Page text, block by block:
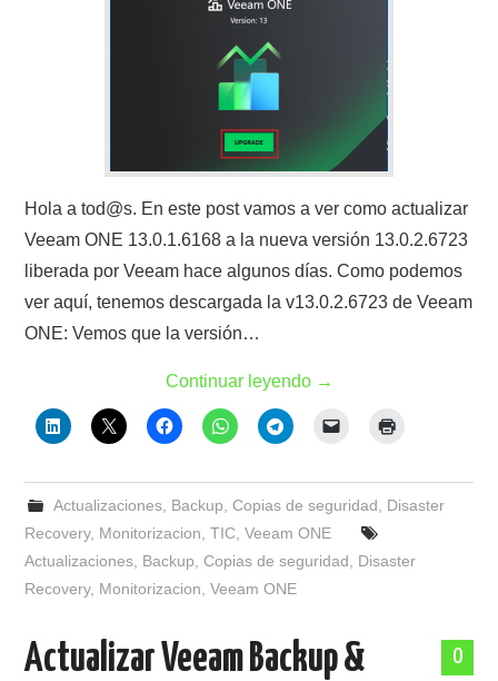
Hola a tod@s. En este post vamos a ver como actualizar
Veeam ONE 13.0.1.6168 a la nueva versión 13.0.2.6723
liberada por Veeam hace algunos días. Como podemos
ver aquí, tenemos descargada la v13.0.2.6723 de Veeam
ONE: Vemos que la versión…
Continuar leyendo →
Actualizaciones, Backup Copias de seguridad
Disaster
Recovery, Monitorizacion ,TIC ,Veeam ONE
Actualizaciones Backup ,Copias de seguridad
Disaster
Recovery, Monitorizacion ,Veeam ONE
0
Actualizar Veeam Backup &